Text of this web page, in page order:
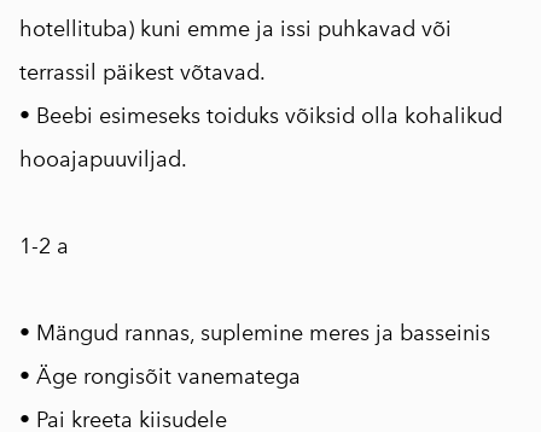
hotellituba) kuni emme ja issi puhkavad või
terrassil päikest võtavad.
• Beebi esimeseks toiduks võiksid olla kohalikud
hooajapuuviljad.
1-2 a
• Mängud rannas, suplemine meres ja basseinis
• Äge rongisõit vanematega
• Pai kreeta kiisudele